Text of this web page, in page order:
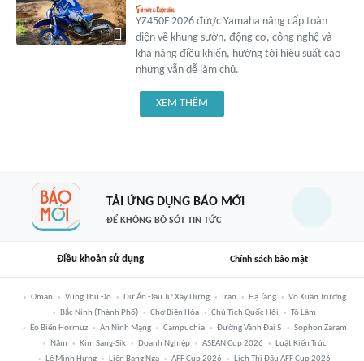
YZ450F 2026 được Yamaha nâng cấp toàn
diện về khung sườn, động cơ, công nghệ và
khả năng điều khiển, hướng tới hiệu suất cao
nhưng vẫn dễ làm chủ.
XEM THÊM
TẢI ỨNG DỤNG BÁO MỚI
ĐỂ KHÔNG BỎ SÓT TIN TỨC
Điều khoản sử dụng Chính sách bảo mật
Oman Vùng Thủ Đô Dự Án Đầu Tư Xây Dựng Iran Hạ Tầng
Võ Xuân Trường
Bắc Ninh (thành Phố)
Chợ Biên Hòa Chủ Tịch Quốc Hội
Tô Lâm
Eo Biển Hormuz
An Ninh Mạng Campuchia Đường Vành Đai 5
Sophon Zaram
Năm
Kim Sang-Sik Doanh Nghiệp ASEAN Cup 2026
Luật Kiến Trúc
Lê Minh Hưng
Liên Bang Nga AFF Cup 2026 Lịch Thi Đấu AFF Cup 2026